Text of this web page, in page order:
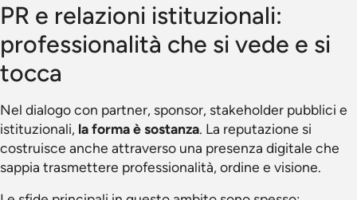
PR e relazioni istituzionali:
professionalità che si vede e si
tocca
Nel dialogo con partner, sponsor, stakeholder pubblici e
istituzionali, la forma è sostanza. La reputazione si
costruisce anche attraverso una presenza digitale che
sappia trasmettere professionalità, ordine e visione.